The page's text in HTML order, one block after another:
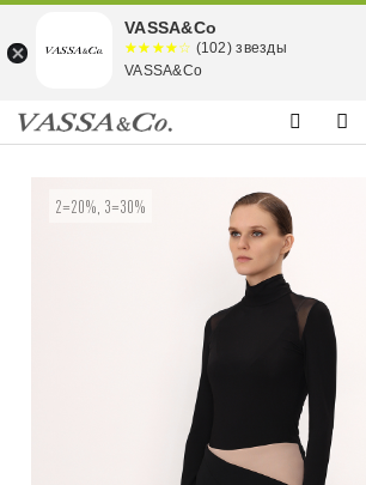
2=20%, 3=30%
VASSA&Co
☆☆☆☆☆
★★★★
★
(102) звезды
VASSA&Co